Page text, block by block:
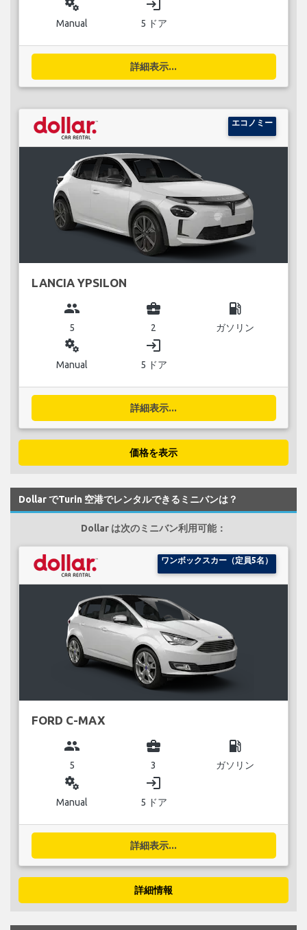
miscellaneous_services
Manual
login
5 ドア
詳細表示...
エコノミー
LANCIA YPSILON
group
5
business_center
2
local_gas_station
ガソリン
miscellaneous_services
Manual
login
5 ドア
詳細表示...
価格を表示
Dollar でTurin 空港でレンタルできるミニバンは？
Dollar は次のミニバン利用可能：
ワンボックスカー（定員5名）
FORD C-MAX
group
5
business_center
3
local_gas_station
ガソリン
miscellaneous_services
Manual
login
5 ドア
詳細表示...
詳細情報